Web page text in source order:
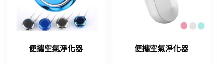
便攜空氣淨化器 便攜空氣淨化器